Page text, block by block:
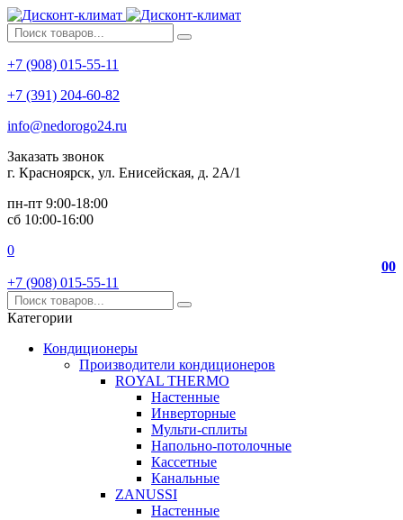
+7 (908) 015-55-11
+7 (391) 204-60-82
info@nedorogo24.ru
Заказать звонок
г. Красноярск, ул. Енисейская, д. 2А/1
пн-пт 9:00-18:00
сб 10:00-16:00
0
00
+7 (908) 015-55-11
Категории
Кондиционеры
Производители кондиционеров
ROYAL THERMO
Настенные
Инверторные
Мульти-сплиты
Напольно-потолочные
Кассетные
Канальные
ZANUSSI
Настенные